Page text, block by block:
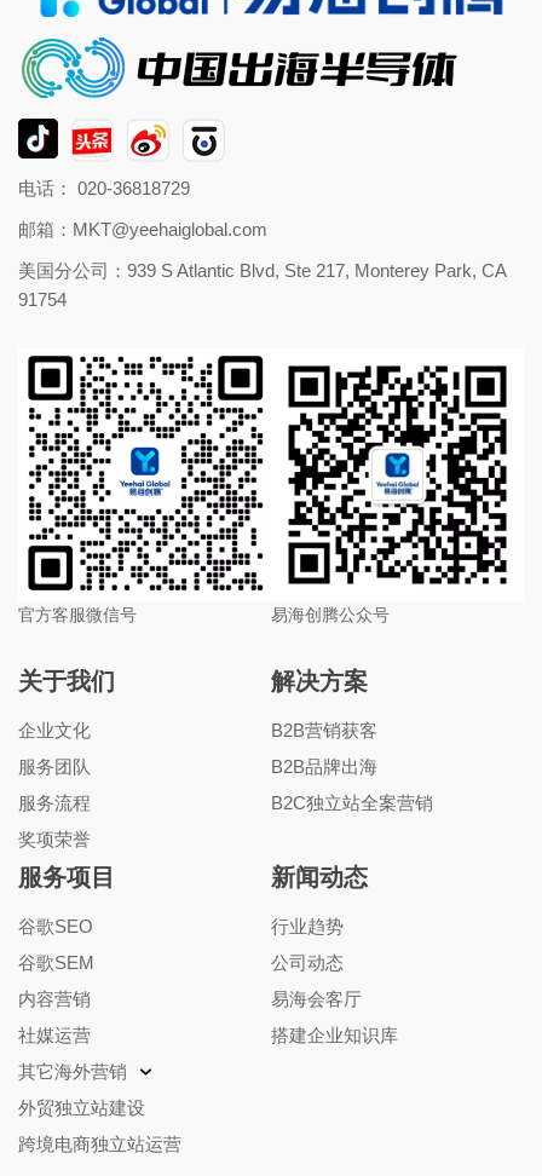
电话： 020-36818729
邮箱： MKT@yeehaiglobal.com
美国分公司：939 S Atlantic Blvd, Ste 217, Monterey Park, CA
91754
官方客服微信号 易海创腾公众号
关于我们
企业文化
服务团队
服务流程
奖项荣誉
解决方案
B2B营销获客
B2B品牌出海
B2C独立站全案营销
服务项目
谷歌SEO
谷歌SEM
内容营销
社媒运营
其它海外营销
外贸独立站建设
跨境电商独立站运营
新闻动态
行业趋势
公司动态
易海会客厅
搭建企业知识库